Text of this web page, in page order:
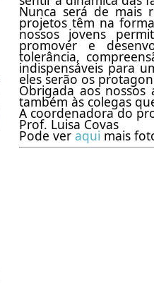
Nunca será de mais
projetos têm na
nossos jovens
promover e
tolerância,
indispensáveis para
eles serão os
Obrigada aos
também às colegas
A coordenadora do
Prof. Luisa Covas
Pode ver aqui